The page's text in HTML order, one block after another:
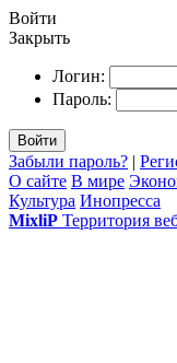
Войти
Закрыть
Логин:
Пароль:
Войти
Забыли пароль? |
О сайте В мире
Культура Инопресса
MixliP Территория